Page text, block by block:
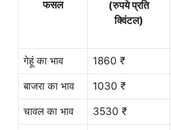
फसल
(रुपये प्रति
क्विंटल)
गेहूं का भाव 1860 ₹
बाजरा का भाव 1030 ₹
चावल का भाव 3530 ₹